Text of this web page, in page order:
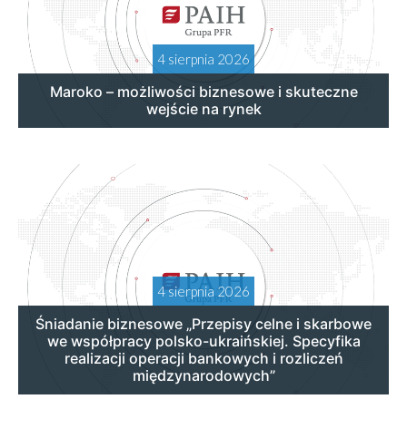
4 sierpnia 2026
Maroko – możliwości biznesowe i skuteczne
wejście na rynek
4 sierpnia 2026
Śniadanie biznesowe „Przepisy celne i skarbowe
we współpracy polsko-ukraińskiej. Specyfika
realizacji operacji bankowych i rozliczeń
międzynarodowych”